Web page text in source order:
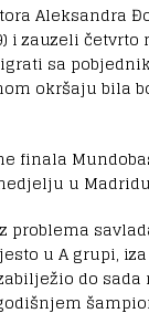
Aleksandra
i zauzeli
sa
okršaju bila
finala
u
problema
u A grupi,
do